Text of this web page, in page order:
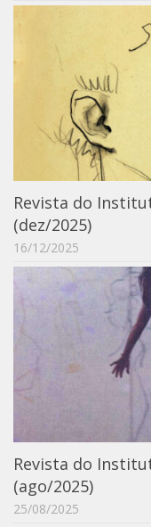
Revista do
(dez/2025)
16/12/2025
Revista do
(ago/2025)
25/08/2025